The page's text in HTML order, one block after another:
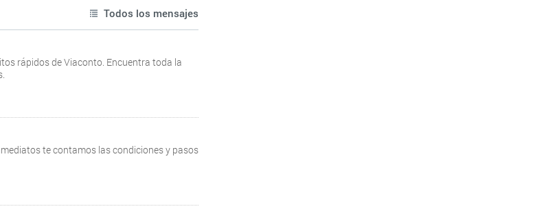
Todos los mensajes
rápidos de Viaconto. Encuentra toda la
te contamos las condiciones y pasos